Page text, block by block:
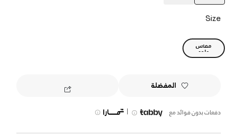
Size
مقاس
واحد
المفضلة
دفعات بدون فوائد مع |